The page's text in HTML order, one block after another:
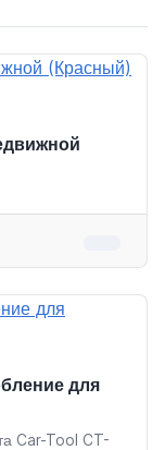
для
Car-Tool CT-